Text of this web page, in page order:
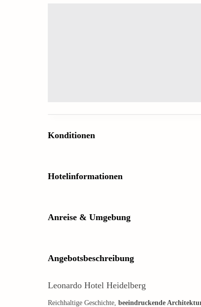
Konditionen
Hotelinformationen
Anreise & Umgebung
Angebotsbeschreibung
Leonardo Hotel Heidelberg
Reichhaltige Geschichte, beeindruckende